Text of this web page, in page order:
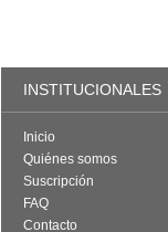
INSTITUCIONALES
Inicio
Quiénes somos
Suscripción
FAQ
Contacto